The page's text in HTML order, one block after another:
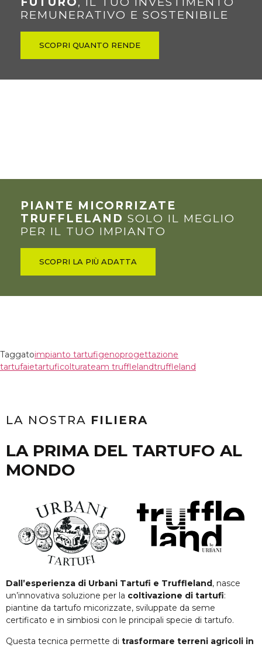
PIANTE MICORRIZATE
TRUFFLELAND SOLO IL MEGLIO
PER IL TUO IMPIANTO
SCOPRI LA PIÙ ADATTA
REMUNERATIVO E SOSTENIBILE
SCOPRI QUANTO RENDE
Taggatoimpianto tartufigenoprogettazione
tartufaietartuficolturateam trufflelandtruffleland
LA NOSTRA FILIERA
LA PRIMA DEL TARTUFO AL
MONDO
Dall’esperienza di Urbani Tartufi e Truffleland, nasce
un’innovativa soluzione per la coltivazione di tartufi:
piantine da tartufo micorizzate, sviluppate da seme
certificato e in simbiosi con le principali specie di tartufo.
Questa tecnica permette di trasformare terreni agricoli in